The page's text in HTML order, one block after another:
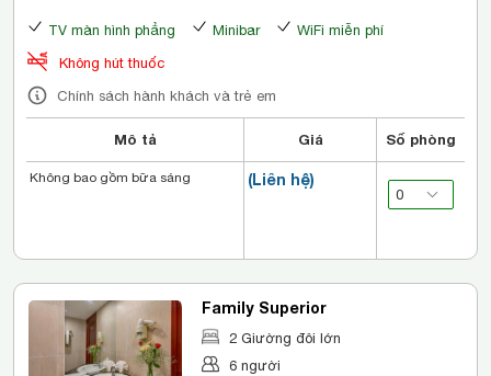
TV màn hình phẳng Minibar
WiFi miễn phí
Không hút thuốc
Chính sách hành khách và trẻ em
Mô tả Giá Số phòng
(Liên hệ)
Không bao gồm bữa sáng
Family Superior
2 Giường đôi lớn
6 người